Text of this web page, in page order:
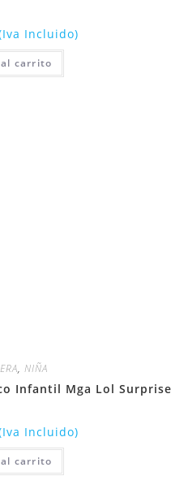
Incluido)
carrito
, NIÑA
Infantil Mga Lol Surprise
Incluido)
carrito